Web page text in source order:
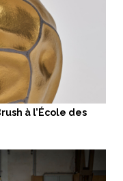
à l’École des